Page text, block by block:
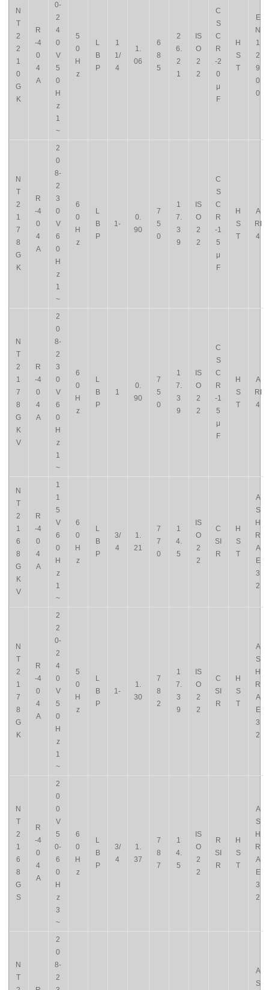
N
T
2
2
1
0
G
K
R
-4
0
4
A
0-
2
4
0
V
5
0
H
z
1
~
5
0
H
z
L
B
P
1
1/
4
1.
06
6
8
5
2
6.
2
1
IS
O
2
2
C
S
C
R
-2
0
μ
F
H
S
T
E
N
1
2
9
0
0
N
T
2
1
7
8
G
K
R
-4
0
4
A
2
0
8-
2
3
0
V
6
0
H
z
1
~
6
0
H
z
L
B
P
1-
0.
90
7
5
0
1
7.
3
9
IS
O
2
2
C
S
C
R
-1
5
μ
F
H
S
T
A
RI
4
N
T
2
1
7
8
G
K
V
R
-4
0
4
A
2
0
8-
2
3
0
V
6
0
H
z
1
~
6
0
H
z
L
B
P
1
0.
90
7
5
0
1
7.
3
9
IS
O
2
2
C
S
C
R
-1
5
μ
F
H
S
T
A
RI
4
N
T
2
1
6
8
G
K
V
R
-4
0
4
A
1
1
5
V
6
0
H
z
1
~
6
0
H
z
L
B
P
3/
4
1.
21
7
7
0
1
4.
5
IS
O
2
2
C
SI
R
H
S
T
A
S
H
R
A
E
3
2
N
T
2
1
7
8
G
K
R
-4
0
4
A
2
2
0-
2
4
0
V
5
0
H
z
1
~
5
0
H
z
L
B
P
1-
1.
30
7
8
2
1
7.
3
9
IS
O
2
2
C
SI
R
H
S
T
A
S
H
R
A
E
3
2
N
T
2
1
6
8
G
S
R
-4
0
4
A
2
0
0
V
5
0-
6
0
H
z
3
~
6
0
H
z
L
B
P
3/
4
1.
37
7
8
7
1
4.
5
IS
O
2
2
R
SI
R
H
S
T
A
S
H
R
A
E
3
2
N
T
2
0
8-
2
A
S